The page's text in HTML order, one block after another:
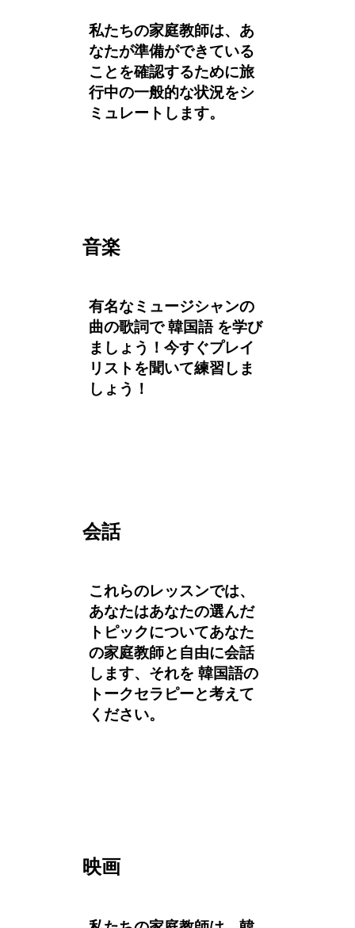
私たちの家庭教師は、あ
なたが準備ができている
ことを確認するために旅
行中の一般的な状況をシ
ミュレートします。
音楽
有名なミュージシャンの
曲の歌詞で 韓国語 を学び
ましょう！今すぐプレイ
リストを聞いて練習しま
しょう！
会話
これらのレッスンでは、
あなたはあなたの選んだ
トピックについてあなた
の家庭教師と自由に会話
します、それを 韓国語の
トークセラピーと考えて
ください。
映画